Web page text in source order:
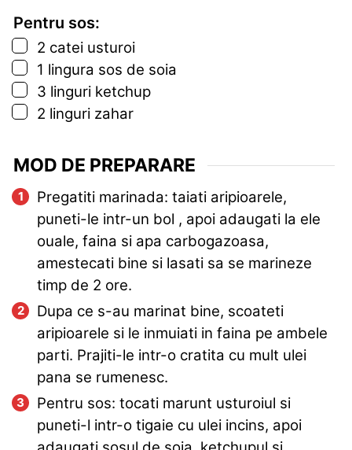
Pentru sos:
▢
2 catei usturoi
▢
1 lingura sos de soia
▢
3 linguri ketchup
▢
2 linguri zahar
MOD DE PREPARARE
Pregatiti marinada: taiati aripioarele,
puneti-le intr-un bol , apoi adaugati la ele
ouale, faina si apa carbogazoasa,
amestecati bine si lasati sa se marineze
timp de 2 ore.
Dupa ce s-au marinat bine, scoateti
aripioarele si le inmuiati in faina pe ambele
parti. Prajiti-le intr-o cratita cu mult ulei
pana se rumenesc.
Pentru sos: tocati marunt usturoiul si
puneti-l intr-o tigaie cu ulei incins, apoi